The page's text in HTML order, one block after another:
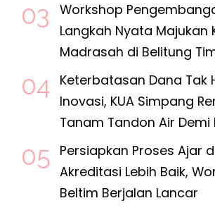
Workshop
Langkah Nyata Majukan
Madrasah di Belitung
Keterbatasan Dana Tak
Inovasi, KUA Simpang
Tanam Tandon Air
Persiapkan Proses Ajar
Akreditasi Lebih Baik,
Beltim Berjalan Lancar